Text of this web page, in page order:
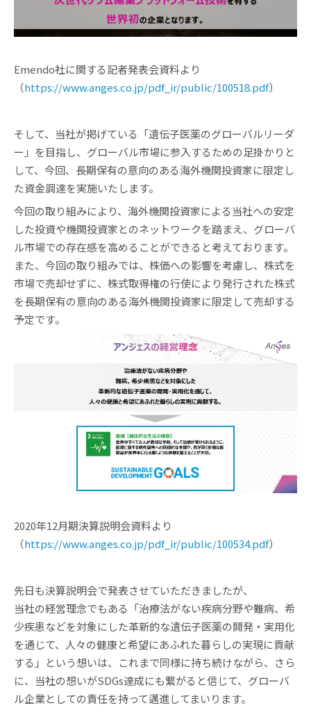
Emendo社に関する記者発表会資料より
（https://www.anges.co.jp/pdf_ir/public/100518.pdf）
そして、当社が掲げている「遺伝子医薬のグローバルリーダ
ー」を目指し、グローバル市場に参入するための足掛かりと
して、今回、長期保有の意向のある海外機関投資家に限定し
た資金調達を実施いたします。
今回の取り組みにより、海外機関投資家による当社への安定
した投資や機関投資家とのネットワークを踏まえ、グローバ
ル市場での存在感を高めることができると考えております。
また、今回の取り組みでは、株価への影響を考慮し、株式を
市場で売却せずに、株式取得権の行使により発行された株式
を長期保有の意向のある海外機関投資家に限定して売却する
予定です。
2020年12月期決算説明会資料より
（https://www.anges.co.jp/pdf_ir/public/100534.pdf）
先日も決算説明会で発表させていただきましたが、
当社の経営理念でもある「治療法がない疾病分野や難病、希
少疾患などを対象にした革新的な遺伝子医薬の開発・実用化
を通じて、人々の健康と希望にあふれた暮らしの実現に貢献
する」という想いは、これまで同様に持ち続けながら、さら
に、当社の想いがSDGs達成にも繋がると信じて、グローバ
ル企業としての責任を持って邁進してまいります。